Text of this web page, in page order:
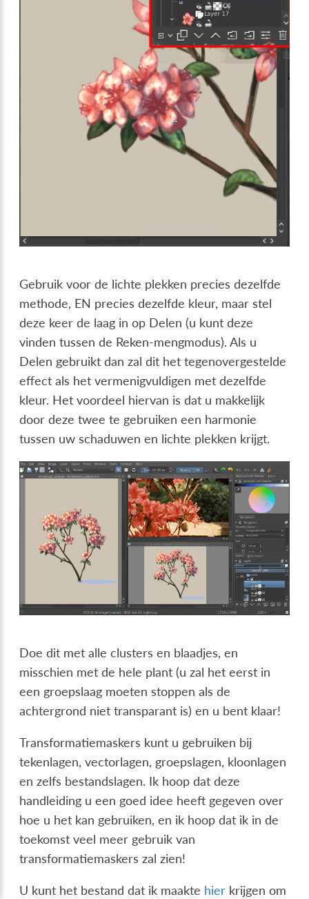
Gebruik voor de lichte plekken precies dezelfde
methode, EN precies dezelfde kleur, maar stel
deze keer de laag in op Delen (u kunt deze
vinden tussen de Reken-mengmodus). Als u
Delen gebruikt dan zal dit het tegenovergestelde
effect als het vermenigvuldigen met dezelfde
kleur. Het voordeel hiervan is dat u makkelijk
door deze twee te gebruiken een harmonie
tussen uw schaduwen en lichte plekken krijgt.
Doe dit met alle clusters en blaadjes, en
misschien met de hele plant (u zal het eerst in
een groepslaag moeten stoppen als de
achtergrond niet transparant is) en u bent klaar!
Transformatiemaskers kunt u gebruiken bij
tekenlagen, vectorlagen, groepslagen, kloonlagen
en zelfs bestandslagen. Ik hoop dat deze
handleiding u een goed idee heeft gegeven over
hoe u het kan gebruiken, en ik hoop dat ik in de
toekomst veel meer gebruik van
transformatiemaskers zal zien!
U kunt het bestand dat ik maakte hier krijgen om